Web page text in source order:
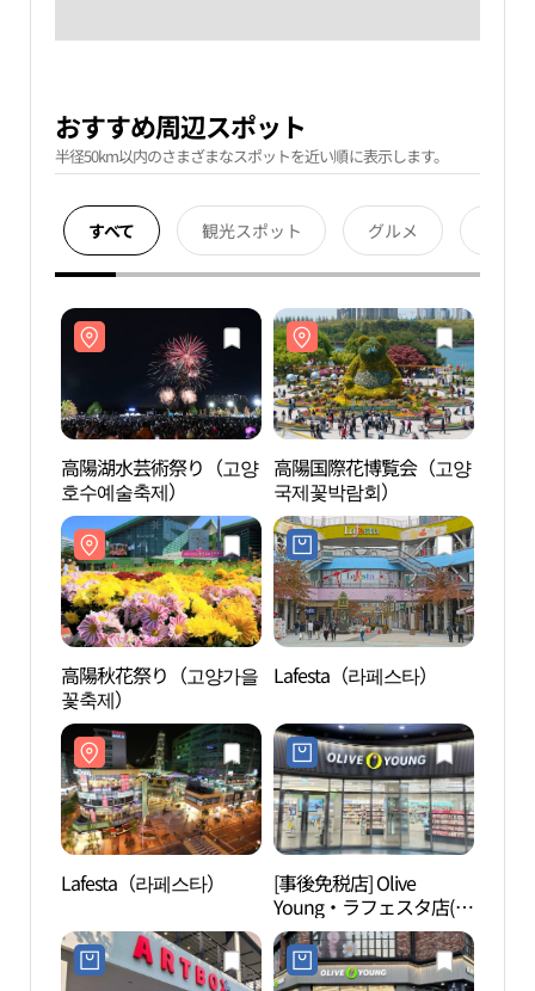
おすすめ周辺スポット
半径50km以内のさまざまなスポットを近い順に表示します。
すべて 観光スポット グルメ
高陽湖水芸術祭り（고양
호수예술축제）
高陽国際花博覧会（고양
국제꽃박람회）
高陽秋花祭り（고양가을
꽃축제）
Lafesta（라페스타）
Lafesta（라페스타）
[事後免税店] Olive
Young・ラフェスタ店(올
리브영 라페스타점)